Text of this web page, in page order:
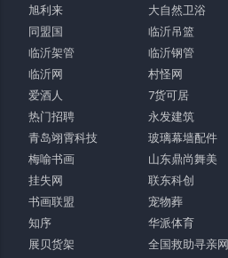
旭利来
大自然卫浴
同盟国
临沂吊篮
临沂架管
临沂钢管
临沂网
村怪网
爱酒人
7货可居
热门招聘
永发建筑
青岛翊霄科技
玻璃幕墙配件
梅喻书画
山东鼎尚舞美
挂失网
联东科创
书画联盟
宠物葬
知序
华派体育
展贝货架
全国救助寻亲网